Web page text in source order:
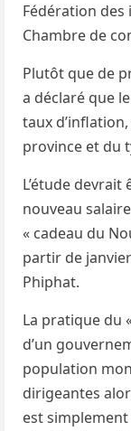
Fédération
Chambre de
Plutôt que de
a déclaré que
taux
province et du
L’étude
nouveau
« cadeau du
partir de
Phiphat.
La pratique du
d’un
population
dirigeantes
est